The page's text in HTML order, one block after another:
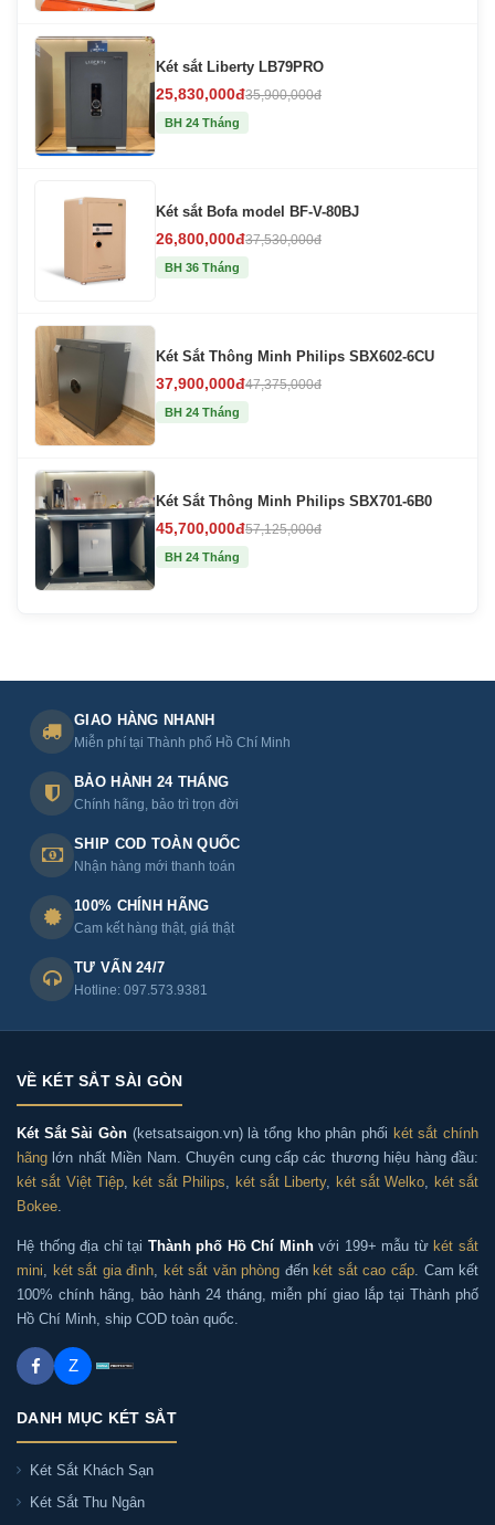
Két sắt Liberty LB79PRO
25,830,000đ35,900,000đ
BH 24 Tháng
Két sắt Bofa model BF-V-80BJ
26,800,000đ37,530,000đ
BH 36 Tháng
Két Sắt Thông Minh Philips SBX602-6CU
37,900,000đ47,375,000đ
BH 24 Tháng
Két Sắt Thông Minh Philips SBX701-6B0
45,700,000đ57,125,000đ
BH 24 Tháng
GIAO HÀNG NHANH
Miễn phí tại Thành phố Hồ Chí Minh
BẢO HÀNH 24 THÁNG
Chính hãng, bảo trì trọn đời
SHIP COD TOÀN QUỐC
Nhận hàng mới thanh toán
100% CHÍNH HÃNG
Cam kết hàng thật, giá thật
TƯ VẤN 24/7
Hotline: 097.573.9381
VỀ KÉT SẮT SÀI GÒN
Két Sắt Sài Gòn (ketsatsaigon.vn) là tổng kho phân phối két sắt chính
hãng lớn nhất Miền Nam. Chuyên cung cấp các thương hiệu hàng đầu:
két sắt Việt Tiệp, két sắt Philips, két sắt Liberty, két sắt Welko, két sắt
Bokee.
Hệ thống địa chỉ tại Thành phố Hồ Chí Minhvới 199+ mẫu từ két sắt
mini, két sắt gia đình, két sắt văn phòng đến két sắt cao cấp. Cam kết
100% chính hãng, bảo hành 24 tháng, miễn phí giao lắp tại Thành phố
Hồ Chí Minh, ship COD toàn quốc.
Z
DANH MỤC KÉT SẮT
Két Sắt Khách Sạn
Két Sắt Thu Ngân